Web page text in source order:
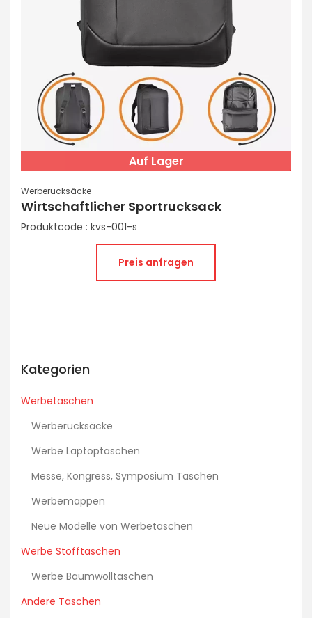
Kategorien
Werbetaschen
Werberucksäcke
Werbe Laptoptaschen
Messe, Kongress, Symposium Taschen
Werbemappen
Neue Modelle von Werbetaschen
Werbe Stofftaschen
Werbe Baumwolltaschen
Andere Taschen
Auf Lager
Werberucksäcke
Wirtschaftlicher Sportrucksack
Produktcode : kvs-001-s
Preis anfragen